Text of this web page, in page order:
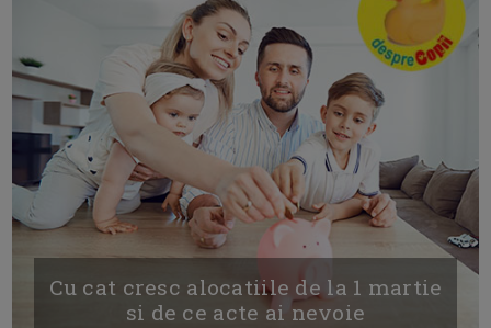
Cu cat cresc alocatiile de la 1 martie
si de ce acte ai nevoie